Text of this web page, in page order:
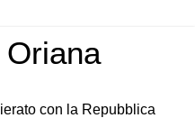
con la Repubblica